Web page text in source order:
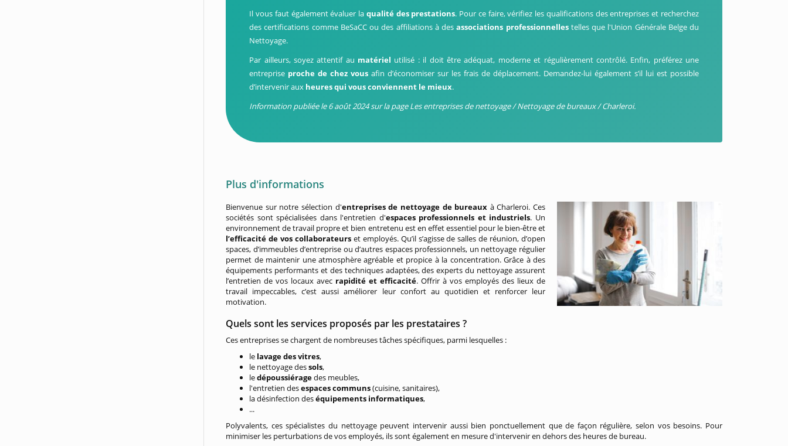
Il vous faut également évaluer la qualité des prestations. Pour ce faire, vérifiez les qualifications des entreprises et recherchez
des certifications comme BeSaCC ou des affiliations à desassociations professionnellestelles que l'Union Générale Belge du
Nettoyage.
Par ailleurs, soyez attentif au matériel utilisé : il doit être adéquat, moderne et régulièrement contrôlé. Enfin, préférez une
entreprise proche de chez vous afin d’économiser sur les frais de déplacement. Demandez-lui également s’il lui est possible
d’intervenir aux heures qui vous conviennent le mieux.
Information publiée le 6 août 2024 sur la page Les entreprises de nettoyage / Nettoyage de bureaux / Charleroi.
Plus d'informations
Bienvenue sur notre sélection d'entreprises de nettoyage de bureaux à Charleroi. Ces
sociétés sont spécialisées dans l'entretien d'espaces professionnels et industriels. Un
environnement de travail propre et bien entretenu est en effet essentiel pour le bien-être et
l’efficacité de vos collaborateurset employés. Qu’il s’agisse de salles de réunion, d’open
spaces, d’immeubles d’entreprise ou d’autres espaces professionnels, un nettoyage régulier
permet de maintenir une atmosphère agréable et propice à la concentration. Grâce à des
équipements performants et des techniques adaptées, des experts du nettoyage assurent
l’entretien de vos locaux avec rapidité et efficacité. Offrir à vos employés des lieux de
travail impeccables, c’est aussi améliorer leur confort au quotidien et renforcer leur
motivation.
Quels sont les services proposés par les prestataires ?
Ces entreprises se chargent de nombreuses tâches spécifiques, parmi lesquelles :
le lavage des vitres,
le nettoyage dessols,
ledépoussiéragedes meubles,
l'entretien desespaces communs(cuisine, sanitaires),
la désinfection deséquipements informatiques,
...
Polyvalents, ces spécialistes du nettoyage peuvent intervenir aussi bien ponctuellement que de façon régulière, selon vos besoins. Pour
minimiser les perturbations de vos employés, ils sont également en mesure d'intervenir en dehors des heures de bureau.